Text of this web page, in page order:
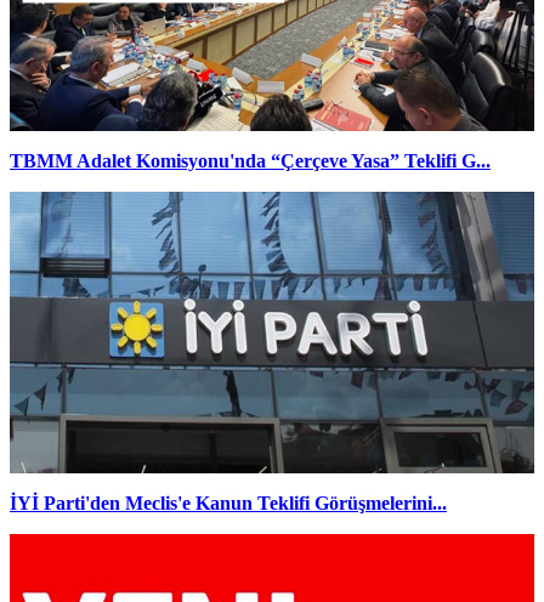
TBMM Adalet Komisyonu'nda “Çerçeve Yasa” Teklifi G...
İYİ Parti'den Meclis'e Kanun Teklifi Görüşmelerini...